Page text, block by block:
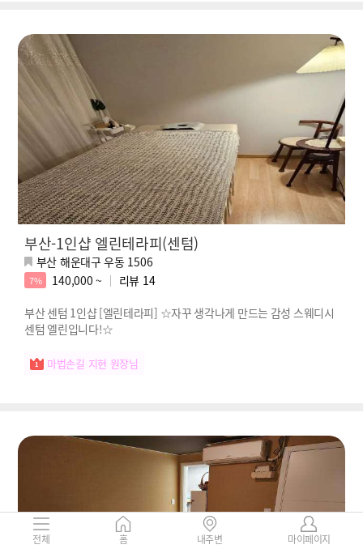
부산-1인샵 엘린테라피(센텀)
부산 해운대구 우동 1506
7% 140,000 ~ 리뷰 14
부산 센텀 1인샵 [엘린테라피] ☆자꾸 생각나게 만드는 감성 스웨디시
센텀 엘린입니다!☆
마법손길 지현 원장님
전체 홈 내주변 마이페이지